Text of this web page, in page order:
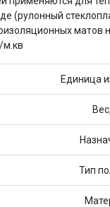
(рулонный
матов
м.кв
Единица
Тип